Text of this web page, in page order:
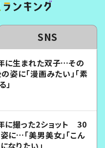
SNS
に生まれた双子…その
姿に「漫画みたい」「素
」
に撮った2ショット 30
に…「美男美女」「こん
なりたい」